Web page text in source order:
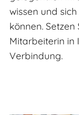
wissen und
können.
Mitarbeiterin in
Verbindung.